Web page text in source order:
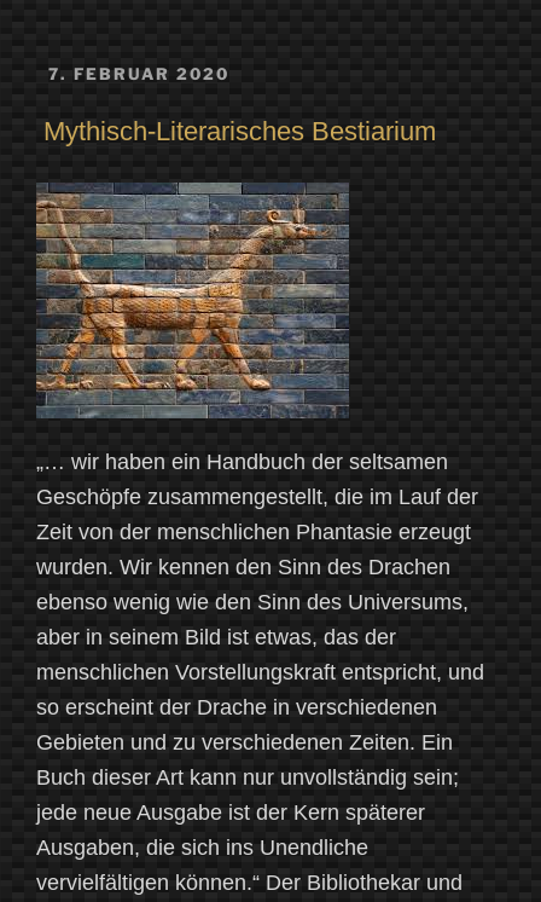
VERÖFFENTLICHT
7. FEBRUAR 2020
Mythisch-Literarisches Bestiarium
„… wir haben ein Handbuch der seltsamen
Geschöpfe zusammengestellt, die im Lauf der
Zeit von der menschlichen Phantasie erzeugt
wurden. Wir kennen den Sinn des Drachen
ebenso wenig wie den Sinn des Universums,
aber in seinem Bild ist etwas, das der
menschlichen Vorstellungskraft entspricht, und
so erscheint der Drache in verschiedenen
Gebieten und zu verschiedenen Zeiten. Ein
Buch dieser Art kann nur unvollständig sein;
jede neue Ausgabe ist der Kern späterer
Ausgaben, die sich ins Unendliche
vervielfältigen können.“ Der Bibliothekar und